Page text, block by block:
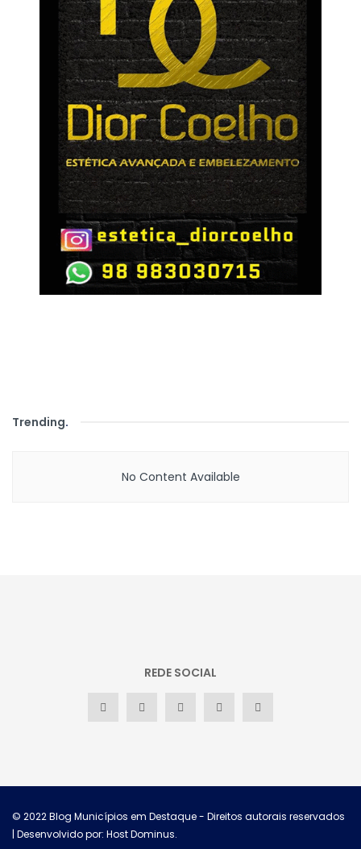
Trending.
No Content Available
REDE SOCIAL
© 2022Blog Municípios em Destaque- Direitos autorais reservados
| Desenvolvido por: Host Dominus.